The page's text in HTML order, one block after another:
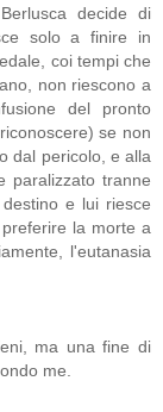
decide di
solo a finire in
coi tempi che
non riescono a
del pronto
se non
dal pericolo, e alla
paralizzato tranne
e lui riesce
la morte a
l'eutanasia
ma una fine di
me.